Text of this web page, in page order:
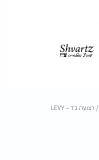
/ רצועה בד – LEVY